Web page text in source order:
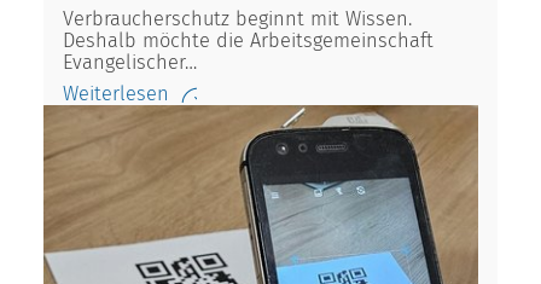
Verbraucherschutz beginnt mit Wissen.
Deshalb möchte die Arbeitsgemeinschaft
Evangelischer…
Weiterlesen